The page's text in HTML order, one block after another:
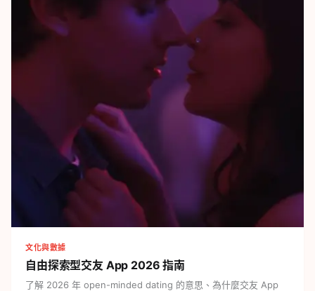
文化與數據
自由探索型交友 App 2026 指南
了解 2026 年 open-minded dating 的意思、為什麼交友 App